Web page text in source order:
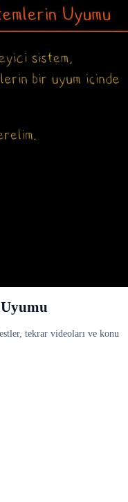
tekrar videoları ve konu